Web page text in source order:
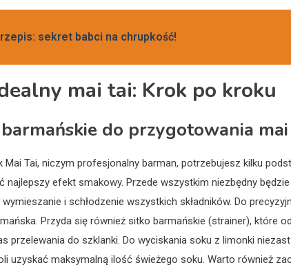
sekret babci na chrupkość!
mai tai: Krok po kroku
do przygotowania
Tai, niczym profesjonalny barman, potrzebujesz kilku
najlepszy efekt smakowy. Przede wszystkim niezbędny
i schłodzenie wszystkich składników. Do
Przyda się również sitko barmańskie (strainer), które
do szklanki. Do wyciskania soku z limonki
uzyskać maksymalną ilość świeżego soku. Warto również